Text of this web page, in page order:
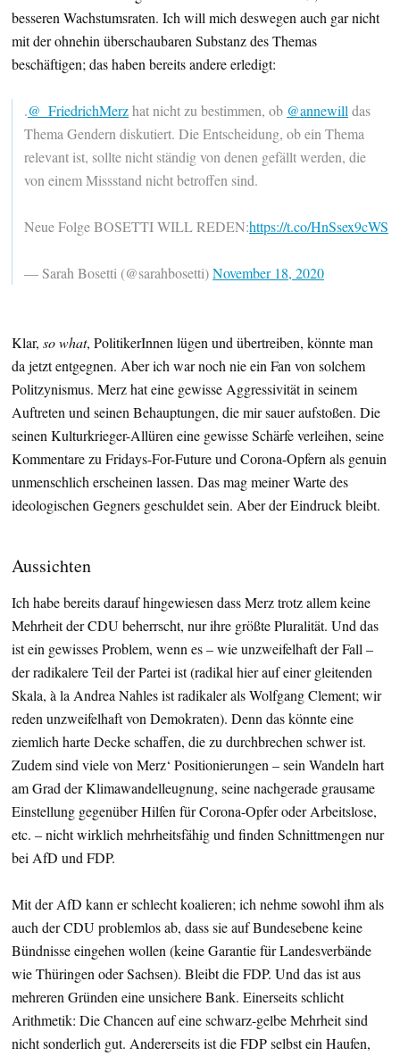
besseren Wachstumsraten. Ich will mich deswegen auch gar nicht
mit der ohnehin überschaubaren Substanz des Themas
beschäftigen; das haben bereits andere erledigt:
.@_FriedrichMerzhat nicht zu bestimmen, ob @annewill das
Thema Gendern diskutiert. Die Entscheidung, ob ein Thema
relevant ist, sollte nicht ständig von denen gefällt werden, die
von einem Missstand nicht betroffen sind.
Neue Folge BOSETTI WILL REDEN:https://t.co/HnSsex9cWS
— Sarah Bosetti (@sarahbosetti)November 18, 2020
Klar, so what, PolitikerInnen lügen und übertreiben, könnte man
da jetzt entgegnen. Aber ich war noch nie ein Fan von solchem
Politzynismus. Merz hat eine gewisse Aggressivität in seinem
Auftreten und seinen Behauptungen, die mir sauer aufstoßen. Die
seinen Kulturkrieger-Allüren eine gewisse Schärfe verleihen, seine
Kommentare zu Fridays-For-Future und Corona-Opfern als genuin
unmenschlich erscheinen lassen. Das mag meiner Warte des
ideologischen Gegners geschuldet sein. Aber der Eindruck bleibt.
Aussichten
Ich habe bereits darauf hingewiesen dass Merz trotz allem keine
Mehrheit der CDU beherrscht, nur ihre größte Pluralität. Und das
ist ein gewisses Problem, wenn es – wie unzweifelhaft der Fall –
der radikalere Teil der Partei ist (radikal hier auf einer gleitenden
Skala, à la Andrea Nahles ist radikaler als Wolfgang Clement; wir
reden unzweifelhaft von Demokraten). Denn das könnte eine
ziemlich harte Decke schaffen, die zu durchbrechen schwer ist.
Zudem sind viele von Merz‘ Positionierungen – sein Wandeln hart
am Grad der Klimawandelleugnung, seine nachgerade grausame
Einstellung gegenüber Hilfen für Corona-Opfer oder Arbeitslose,
etc. – nicht wirklich mehrheitsfähig und finden Schnittmengen nur
bei AfD und FDP.
Mit der AfD kann er schlecht koalieren; ich nehme sowohl ihm als
auch der CDU problemlos ab, dass sie auf Bundesebene keine
Bündnisse eingehen wollen (keine Garantie für Landesverbände
wie Thüringen oder Sachsen). Bleibt die FDP. Und das ist aus
mehreren Gründen eine unsichere Bank. Einerseits schlicht
Arithmetik: Die Chancen auf eine schwarz-gelbe Mehrheit sind
nicht sonderlich gut. Andererseits ist die FDP selbst ein Haufen,